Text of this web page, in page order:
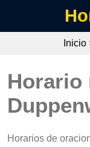
Inicio
Horario
Horarios de